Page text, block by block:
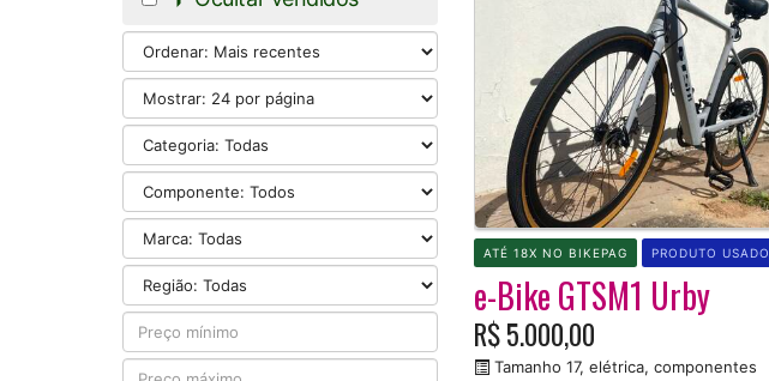
e-Bike GTSM1 Urby
R$ 5.000,00
Tamanho 17, elétrica, componentes
ATÉ 18X NO BIKEPAG PRODUTO USADO